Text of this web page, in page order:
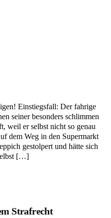
Einstiegsfall: Der fahrige
seiner besonders schlimmen
weil er selbst nicht so genau
dem Weg in den Supermarkt
gestolpert und hätte sich
[…]
Strafrecht